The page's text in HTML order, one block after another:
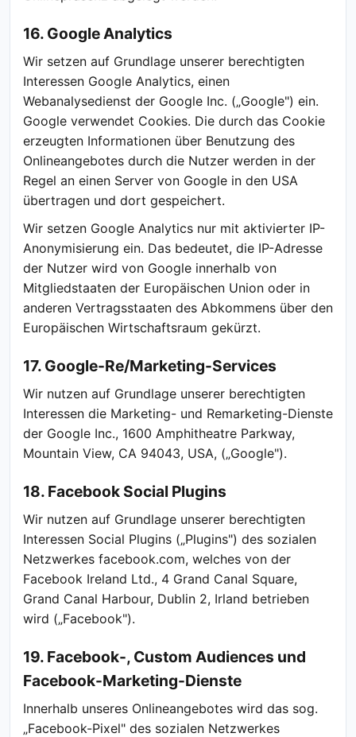
16. Google Analytics
Wir setzen auf Grundlage unserer berechtigten
Interessen Google Analytics, einen
Webanalysedienst der Google Inc. („Google") ein.
Google verwendet Cookies. Die durch das Cookie
erzeugten Informationen über Benutzung des
Onlineangebotes durch die Nutzer werden in der
Regel an einen Server von Google in den USA
übertragen und dort gespeichert.
Wir setzen Google Analytics nur mit aktivierter IP-
Anonymisierung ein. Das bedeutet, die IP-Adresse
der Nutzer wird von Google innerhalb von
Mitgliedstaaten der Europäischen Union oder in
anderen Vertragsstaaten des Abkommens über den
Europäischen Wirtschaftsraum gekürzt.
17. Google-Re/Marketing-Services
Wir nutzen auf Grundlage unserer berechtigten
Interessen die Marketing- und Remarketing-Dienste
der Google Inc., 1600 Amphitheatre Parkway,
Mountain View, CA 94043, USA, („Google").
18. Facebook Social Plugins
Wir nutzen auf Grundlage unserer berechtigten
Interessen Social Plugins („Plugins") des sozialen
Netzwerkes facebook.com, welches von der
Facebook Ireland Ltd., 4 Grand Canal Square,
Grand Canal Harbour, Dublin 2, Irland betrieben
wird („Facebook").
19. Facebook-, Custom Audiences und
Facebook-Marketing-Dienste
Innerhalb unseres Onlineangebotes wird das sog.
„Facebook-Pixel" des sozialen Netzwerkes